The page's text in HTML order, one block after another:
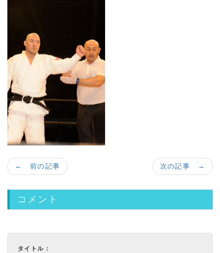
次の記事 →
← 前の記事
コメント
タイトル：